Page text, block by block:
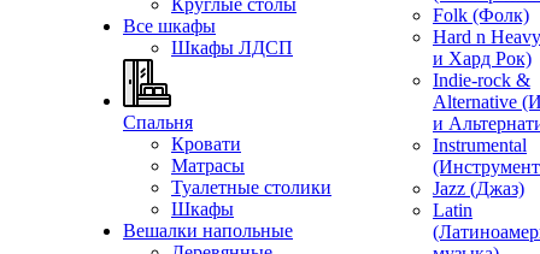
Круглые столы
Все шкафы
Шкафы ЛДСП
Спальня
Кровати
Матрасы
Туалетные столики
Шкафы
Вешалки напольные
Folk (Фолк)
Hard n
и Хард Рок)
Indie-rock &
Alternative
и
Instrumental
Jazz (Джаз)
Latin